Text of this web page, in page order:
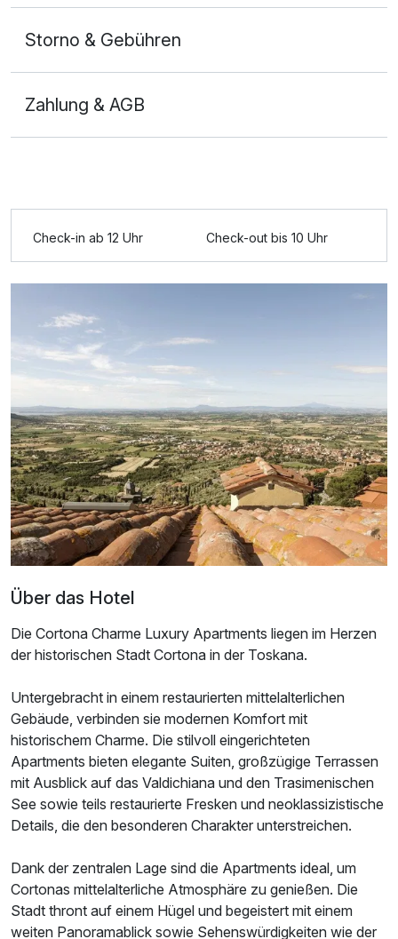
Für 4 Tage 172,00 €
Appartement/s A
Ausstattung
Für 4 Tage p.P. ab154,00 €
Appartement/s B
2 Erwachsene und 2 Kinder
Für 4 Tage p.P. ab308,00 €
Storno & Gebühren
Zahlung & AGB
Check-in ab 12 Uhr Check-out bis 10 Uhr
Über das Hotel
Die Cortona Charme Luxury Apartments liegen im Herzen
der historischen Stadt Cortona in der Toskana.
Untergebracht in einem restaurierten mittelalterlichen
Gebäude, verbinden sie modernen Komfort mit
historischem Charme. Die stilvoll eingerichteten
Apartments bieten elegante Suiten, großzügige Terrassen
mit Ausblick auf das Valdichiana und den Trasimenischen
See sowie teils restaurierte Fresken und neoklassizistische
Details, die den besonderen Charakter unterstreichen.
Dank der zentralen Lage sind die Apartments ideal, um
Cortonas mittelalterliche Atmosphäre zu genießen. Die
Stadt thront auf einem Hügel und begeistert mit einem
weiten Panoramablick sowie Sehenswürdigkeiten wie der